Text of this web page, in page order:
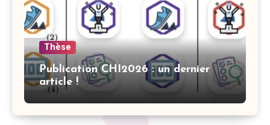
Thèse
Publication CHI2026 : un dernier
article !